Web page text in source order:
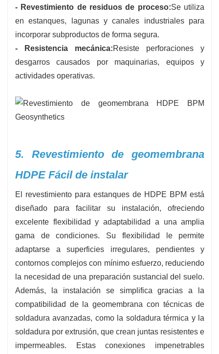
- Revestimiento de residuos de proceso:Se utiliza
en estanques, lagunas y canales industriales para
incorporar subproductos de forma segura.
- Resistencia mecánica:Resiste perforaciones y
desgarros causados ​​por maquinarias, equipos y
actividades operativas.
5. Revestimiento de geomembrana
HDPE Fácil de instalar
El revestimiento para estanques de HDPE BPM está
diseñado para facilitar su instalación, ofreciendo
excelente flexibilidad y adaptabilidad a una amplia
gama de condiciones. Su flexibilidad le permite
adaptarse a superficies irregulares, pendientes y
contornos complejos con mínimo esfuerzo, reduciendo
la necesidad de una preparación sustancial del suelo.
Además, la instalación se simplifica gracias a la
compatibilidad de la geomembrana con técnicas de
soldadura avanzadas, como la soldadura térmica y la
soldadura por extrusión, que crean juntas resistentes e
impermeables. Estas conexiones impenetrables